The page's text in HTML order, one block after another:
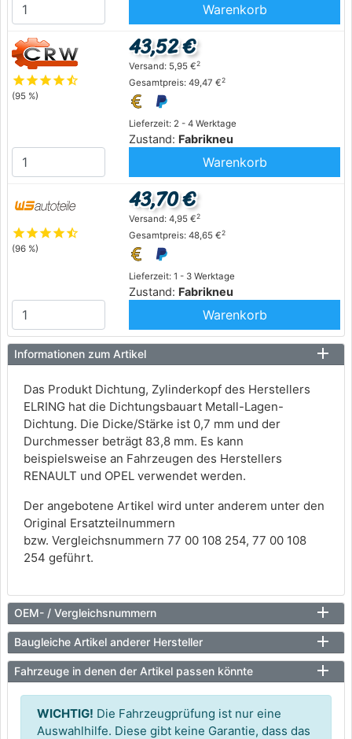
Warenkorb
starstarstarstarstar_half
(95 %)
Lieferzeit: 2 - 4 Werktage
Zustand: Fabrikneu
43,52 €
Versand: 5,95 €2
Gesamtpreis: 49,47 €2
Warenkorb
starstarstarstarstar_half
(96 %)
Lieferzeit: 1 - 3 Werktage
Zustand: Fabrikneu
43,70 €
Versand: 4,95 €2
Gesamtpreis: 48,65 €2
Warenkorb
Informationen zum Artikel
Das Produkt Dichtung, Zylinderkopf des Herstellers
ELRING hat die Dichtungsbauart Metall-Lagen-
Dichtung. Die Dicke/Stärke ist 0,7 mm und der
Durchmesser beträgt 83,8 mm. Es kann
beispielsweise an Fahrzeugen des Herstellers
RENAULT und OPEL verwendet werden.
Der angebotene Artikel wird unter anderem unter den
Original Ersatzteilnummern
bzw. Vergleichsnummern 77 00 108 254, 77 00 108
254 geführt.
OEM- / Vergleichsnummern
Baugleiche Artikel anderer Hersteller
Fahrzeuge in denen der Artikel passen könnte
WICHTIG! Die Fahrzeugprüfung ist nur eine
Auswahlhilfe. Diese gibt keine Garantie, dass das